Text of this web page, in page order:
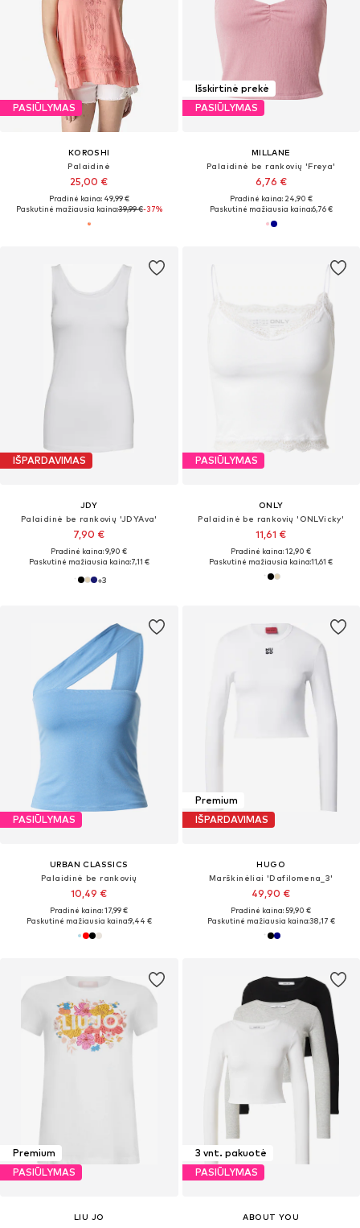
PASIŪLYMAS
KOROSHI
Palaidinė
25,00 €
Pradinė kaina: 49,99 €
Paskutinė mažiausia kaina:39,99 €-37%
Išskirtinė prekė
PASIŪLYMAS
MILLANE
Palaidinė be rankovių 'Freya'
6,76 €
Pradinė kaina: 24,90 €
Paskutinė mažiausia kaina:6,76 €
IŠPARDAVIMAS
JDY
Palaidinė be rankovių 'JDYAva'
7,90 €
Pradinė kaina: 9,90 €
Paskutinė mažiausia kaina:7,11 €
+3
PASIŪLYMAS
ONLY
Palaidinė be rankovių 'ONLVicky'
11,61 €
Pradinė kaina: 12,90 €
Paskutinė mažiausia kaina:11,61 €
PASIŪLYMAS
URBAN CLASSICS
Palaidinė be rankovių
10,49 €
Pradinė kaina: 17,99 €
Paskutinė mažiausia kaina:9,44 €
Premium
IŠPARDAVIMAS
HUGO
Marškinėliai 'Dafilomena_3'
49,90 €
Pradinė kaina: 59,90 €
Paskutinė mažiausia kaina:38,17 €
Premium
PASIŪLYMAS
LIU JO
3 vnt. pakuotė
PASIŪLYMAS
ABOUT YOU